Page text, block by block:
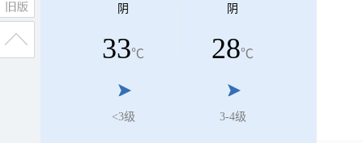
阴
33℃
<3级
阴
28℃
3-4级